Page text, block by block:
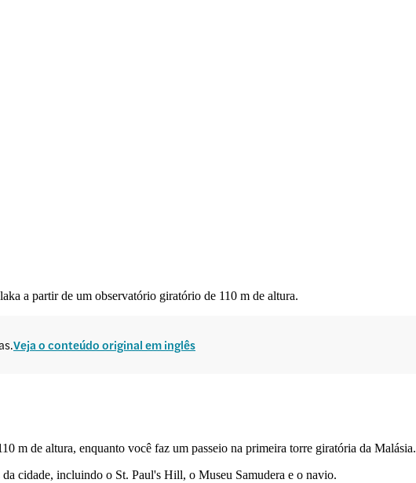
a partir de um observatório giratório de 110 m de altura.
Veja o conteúdo original em inglês
m de altura, enquanto você faz um passeio na primeira torre giratória da Malásia.
cidade, incluindo o St. Paul's Hill, o Museu Samudera e o navio.